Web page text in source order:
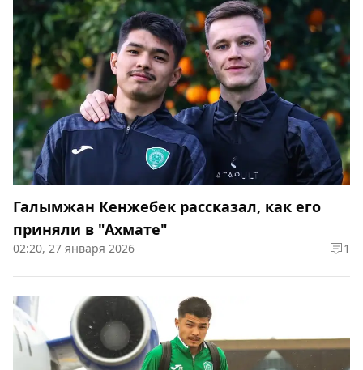
Галымжан Кенжебек рассказал, как его
приняли в "Ахмате"
02:20, 27 января 2026 1